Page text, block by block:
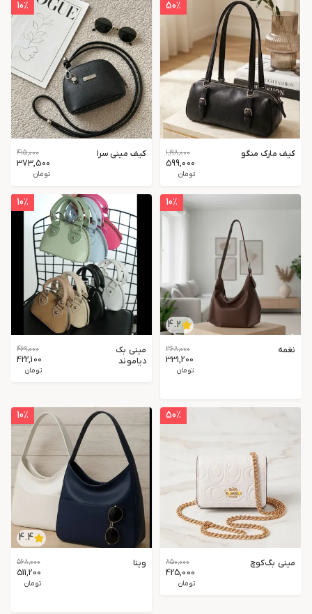
50٪
کیف مارک منگو 1,198,000
599,000
تومان
10٪
کیف مینی سرا 415,000
373,500
تومان
10٪
4.2
نغمه 368,000
331,200
تومان
10٪
مینی بک
دیاموند
469,000
422,100
تومان
50٪
مینی بگ‌کوچ 850,000
425,000
تومان
10٪
4.4
وینا 568,000
511,200
تومان